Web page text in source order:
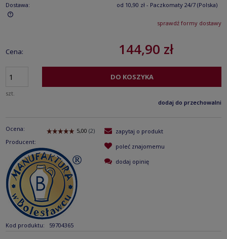
Dostawa:
od 10,90 zł - Paczkomaty 24/7 (Polska)
Cena nie zawiera ewentualnych kosztów płatnościsprawdź formy dostawy
Cena: 144,90 zł
szt.
DO KOSZYKA
dodaj do przechowalni
Ocena:
Producent:
Kod produktu: 59704365
zapytaj o produkt
poleć znajomemu
dodaj opinię